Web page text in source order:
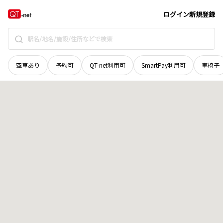
ログイン新規登録
空車あり 予約可 QT-net利用可 SmartPay利用可 車椅子
愛媛県